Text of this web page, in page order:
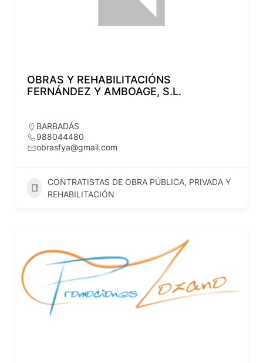
OBRAS Y REHABILITACIÓNS
FERNÁNDEZ Y AMBOAGE, S.L.
BARBADÁS
988044480
obrasfya@gmail.com
CONTRATISTAS DE OBRA PÚBLICA, PRIVADA Y
REHABILITACIÓN